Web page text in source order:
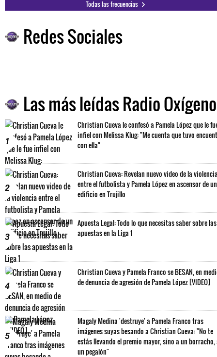
Todas las frecuencias
Redes Sociales
Las más leídas Radio Oxígeno
1
Christian Cueva le confesó a Pamela López que le
infiel con Melissa Klug: "Me cuenta que tuvo
con ella"
2
Christian Cueva: Revelan nuevo video de la
entre el futbolista y Pamela López en ascensor de un
edificio en Trujillo
3
Apuesta Legal: Todo lo que necesitas saber sobre las
apuestas en la Liga 1
4
Christian Cueva y Pamela Franco se BESAN, en
de denuncia de agresión de Pamela López [VIDEO]
5
Magaly Medina 'destruye' a Pamela Franco tras
imágenes suyas besando a Christian Cueva: "No te
estás llevando el premio mayor, sino a un borracho,
un pegalón"